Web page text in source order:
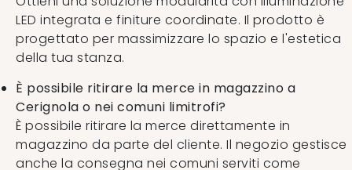
LED integrata e finiture coordinate. Il prodotto è
progettato per massimizzare lo spazio e l'estetica
della tua stanza.
È possibile ritirare la merce in magazzino a
Cerignola o nei comuni limitrofi?
È possibile ritirare la merce direttamente in
magazzino da parte del cliente. Il negozio gestisce
anche la consegna nei comuni serviti come